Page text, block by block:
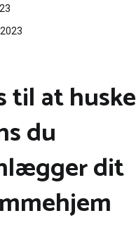
til at
du
dit